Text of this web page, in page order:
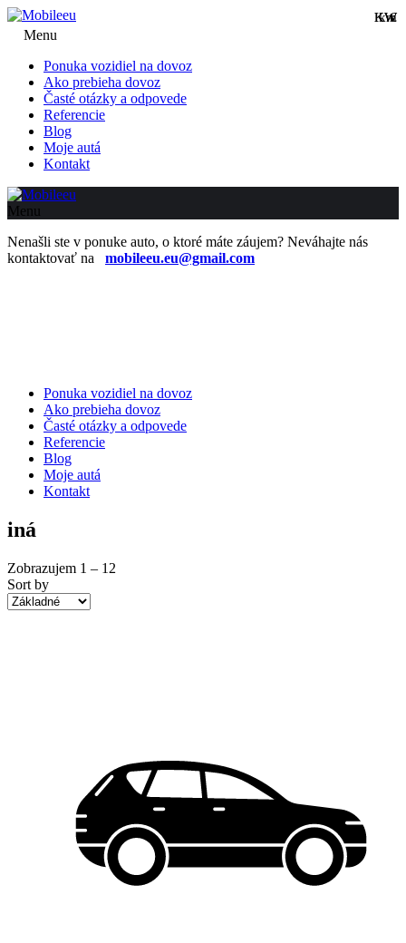
Menu
Ponuka vozidiel na dovoz
Ako prebieha dovoz
Časté otázky a odpovede
Referencie
Blog
Moje autá
Kontakt
Menu
Nenašli ste v ponuke auto, o ktoré máte záujem? Neváhajte nás
kontaktovať na mobileeu.eu@gmail.com
Ponuka vozidiel na dovoz
Ako prebieha dovoz
Časté otázky a odpovede
Referencie
Blog
Moje autá
Kontakt
iná
Zobrazujem 1 – 12
Sort by
€
km
KW
KW